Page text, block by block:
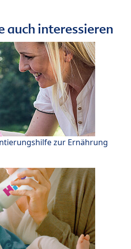
auch interessieren
zur Ernährung